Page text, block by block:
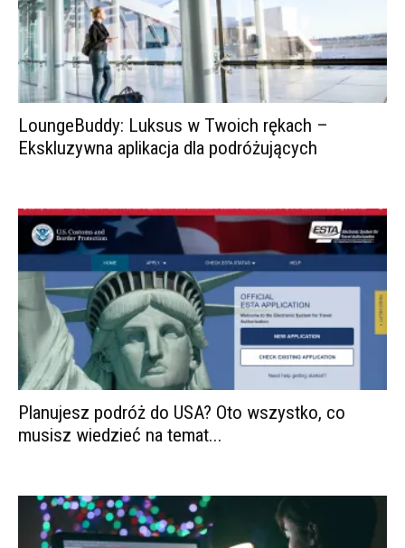
LoungeBuddy: Luksus w Twoich rękach –
Ekskluzywna aplikacja dla podróżujących
Planujesz podróż do USA? Oto wszystko, co
musisz wiedzieć na temat...